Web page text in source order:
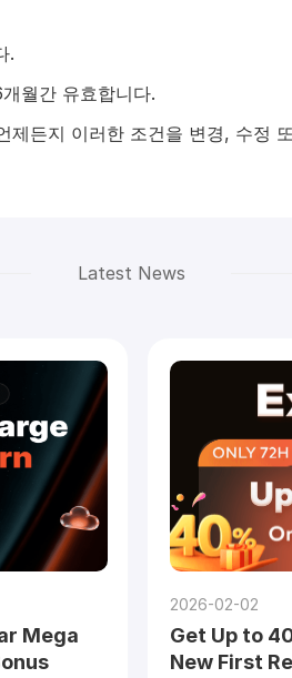
.
월간 유효합니다.
든지 이러한 조건을 변경, 수정
Latest News
Mega
2026-02-02
Get Up to
New First